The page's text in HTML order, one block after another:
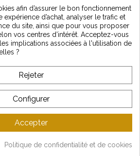
des dernières nouveautés
à notre newsletter, vous reconnaissez avoir pris
DE VINTAGE
CLIENT
Gestion des données
afin d’assurer le bon fonctionnement
expérience d’achat, analyser le trafic et
du site, ainsi que pour vous proposer
vos centres d’intérêt. Acceptez-vous
implications associées à l'utilisation de
?
Rejeter
Configurer
Accepter
Politique de confidentialité et de cookies